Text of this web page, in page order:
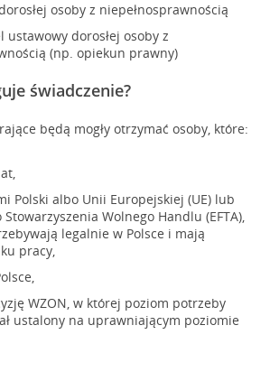
osoby z niepełnosprawnością
ustawowy dorosłej osoby z
(np. opiekun prawny)
świadczenie?
będą mogły otrzymać osoby, które:
Polski albo Unii Europejskiej (UE) lub
Wolnego Handlu (EFTA),
legalnie w Polsce i mają
pracy,
WZON, w której poziom potrzeby
ustalony na uprawniającym poziomie